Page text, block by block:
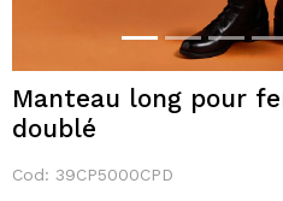
Manteau long pour
doublé
Cod: 39CP5000CPD